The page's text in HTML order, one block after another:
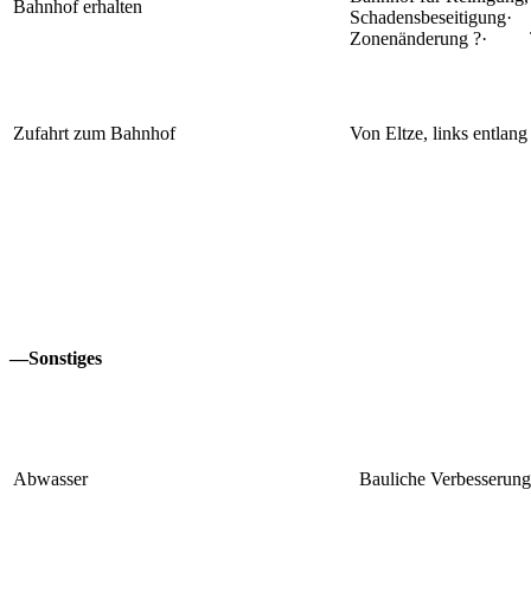
Bahnhof erhalten
Zonenänderung ?·
Zufahrt zum Bahnhof Von Eltze, links
—Sonstiges
Abwasser Bauliche